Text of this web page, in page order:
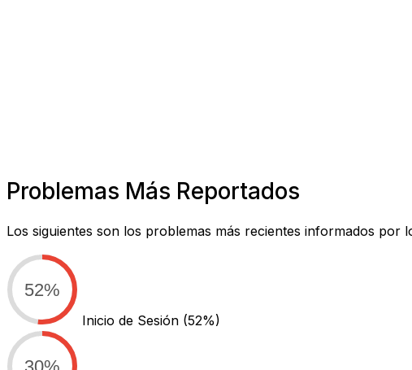
Problemas Más Reportados
Los siguientes son los problemas más recientes informados por
52%
Inicio de Sesión (52%)
30%